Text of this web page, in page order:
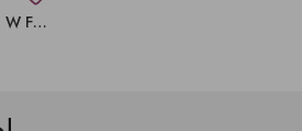
LUSTRO PROSTOKĄTNE W FORNIROWANEJ W CZARNEJ RAMIE